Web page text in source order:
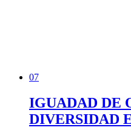
07
IGUADAD DE
DIVERSIDAD